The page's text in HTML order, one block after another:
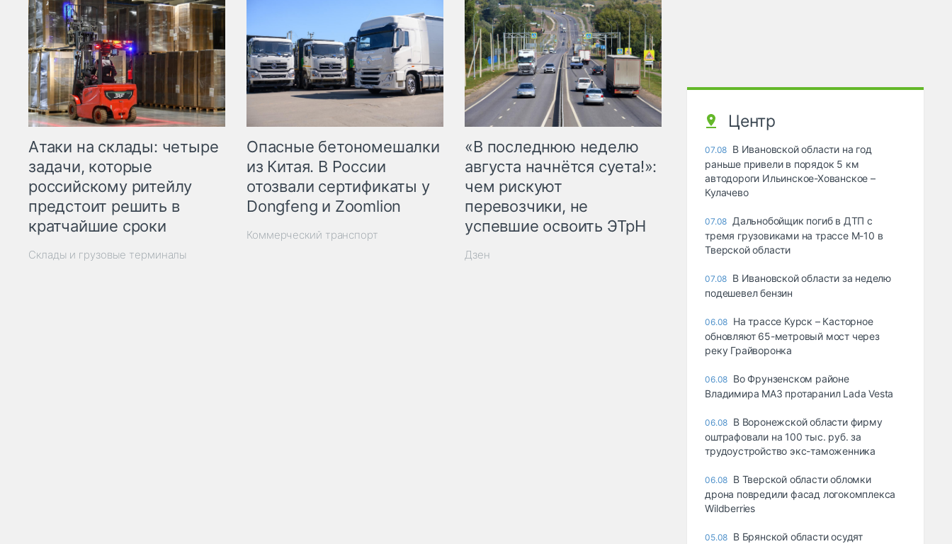
Атаки на склады: четыре
задачи, которые
российскому ритейлу
предстоит решить в
кратчайшие сроки
Склады и грузовые терминалы
Опасные бетономешалки
из Китая. В России
отозвали сертификаты у
Dongfeng и Zoomlion
Коммерческий транспорт
«В последнюю неделю
августа начнётся суета!»:
чем рискуют
перевозчики, не
успевшие освоить ЭТрН
Дзен
Центр
07.08 В Ивановской области на год
раньше привели в порядок 5 км
автодороги Ильинское-Хованское –
Кулачево
07.08 Дальнобойщик погиб в ДТП с
тремя грузовиками на трассе М-10 в
Тверской области
07.08 В Ивановской области за неделю
подешевел бензин
06.08 На трассе Курск – Касторное
обновляют 65-метровый мост через
реку Грайворонка
06.08 Во Фрунзенском районе
Владимира МАЗ протаранил Lada Vesta
06.08 В Воронежской области фирму
оштрафовали на 100 тыс. руб. за
трудоустройство экс-таможенника
06.08 В Тверской области обломки
дрона повредили фасад логокомплекса
Wildberries
05.08 В Брянской области осудят